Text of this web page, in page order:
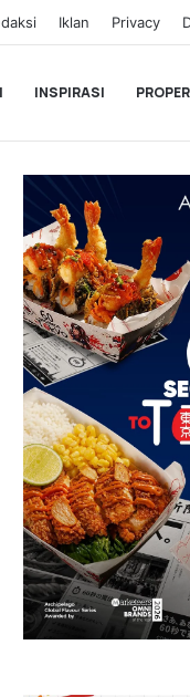
Iklan Privacy
INSPIRASI